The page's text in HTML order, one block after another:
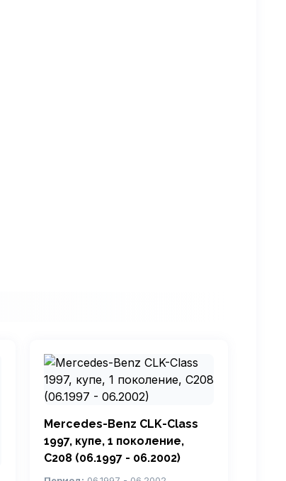
Mercedes-Benz CLK-Class
1997, купе, 1 поколение,
C208 (06.1997 - 06.2002)